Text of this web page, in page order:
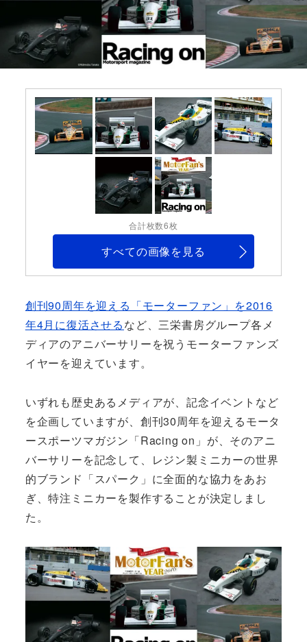
合計枚数6枚
すべての画像を見る
創刊90周年を迎える「モーターファン」を2016
年4月に復活させるなど、三栄書房グループ各メ
ディアのアニバーサリーを祝うモーターファンズ
イヤーを迎えています。
いずれも歴史あるメディアが、記念イベントなど
を企画していますが、創刊30周年を迎えるモータ
ースポーツマガジン「Racing on」が、そのアニ
バーサリーを記念して、レジン製ミニカーの世界
的ブランド「スパーク」に全面的な協力をあお
ぎ、特注ミニカーを製作することが決定しまし
た。